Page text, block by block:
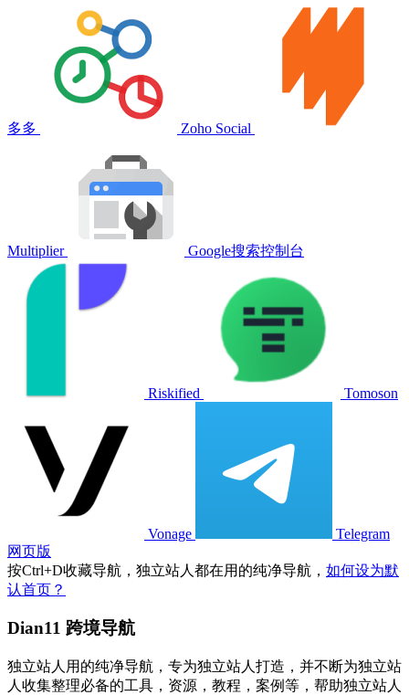
多多 Zoho Social
Multiplier Google搜索控制台
Riskified Tomoson
Vonage
Telegram
网页版
按Ctrl+D收藏导航，独立站人都在用的纯净导航， 如何设为默
认首页？
Dian11 跨境导航
独立站人用的纯净导航，专为独立站人打造，并不断为独立站
人收集整理必备的工具，资源，教程，案例等，帮助独立站人